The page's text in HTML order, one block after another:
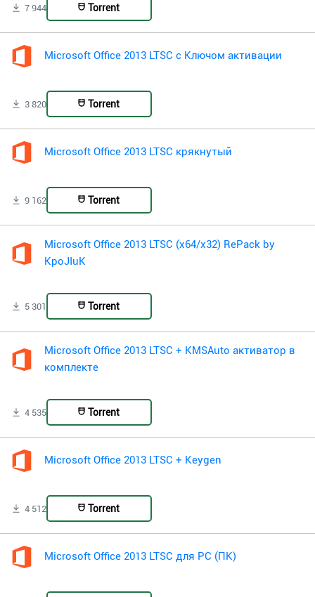
7 944 Torrent
Microsoft Office 2013 LTSC с Ключом активации
3 820 Torrent
Microsoft Office 2013 LTSC крякнутый
9 162 Torrent
Microsoft Office 2013 LTSC (x64/x32) RePack by
KpoJIuK
5 301 Torrent
Microsoft Office 2013 LTSC + KMSAuto активатор в
комплекте
4 535 Torrent
Microsoft Office 2013 LTSC + Keygen
4 512 Torrent
Microsoft Office 2013 LTSC для PC (ПК)